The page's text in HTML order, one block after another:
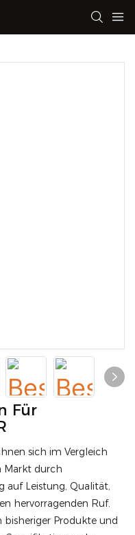
Für
sich im Vergleich
Markt durch
auf Leistung, Qualität,
hervorragenden Ruf.
bisheriger Produkte und